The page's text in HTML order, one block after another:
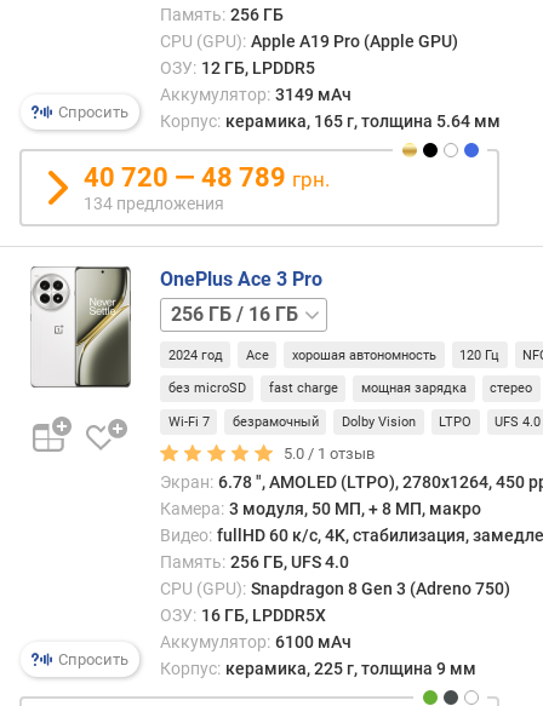
этом
этого
наше
а
т
д
а
в
л
е
и
я
с
т
Спросить
Память: 256 ГБ
CPU (GPU): Apple A19 Pro (Apple GPU)
ОЗУ: 12 ГБ, LPDDR5
Аккумулятор: 3149 мАч
Корпус: керамика, 165 г, толщина 5.64 мм
40 720 — 48 789 грн.
134 предложения
Спросить
OnePlus Ace 3 Pro
256 ГБ
/
12 ГБ512 ГБ
16 ГБ
1 ТБ
24 ГБ
2024 год Ace хорошая автономность 120 Гц
без microSD fast charge мощная зарядка стерео
Wi-Fi 7 безрамочный Dolby Vision LTPO UFS 4.0
5.0 / 1 отзыв
Экран: 6.78 ", AMOLED (LTPO), 2780х1264, 450
Камера: 3 модуля, 50 МП, + 8 МП, макро
Видео: fullHD 60 к/с, 4K, стабилизация,
Память: 256 ГБ, UFS 4.0
CPU (GPU): Snapdragon 8 Gen 3 (Adreno 750)
ОЗУ: 16 ГБ, LPDDR5X
Аккумулятор: 6100 мАч
Корпус: керамика, 225 г, толщина 9 мм